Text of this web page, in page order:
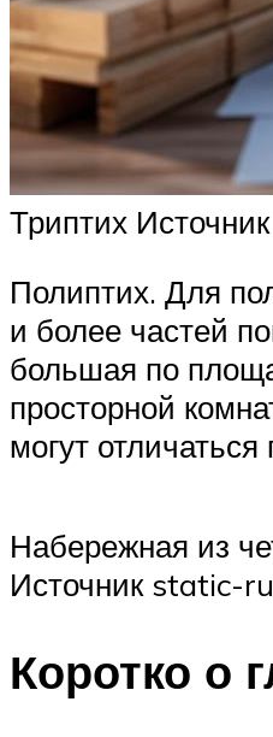
Триптих
Полиптих. Для
и более частей
большая по
просторной
могут отличаться
Набережная из
Источник static-
Коротко о